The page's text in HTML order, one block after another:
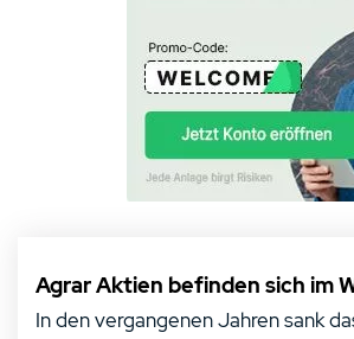
Agrar Aktien befinden sich im
In den vergangenen Jahren sank